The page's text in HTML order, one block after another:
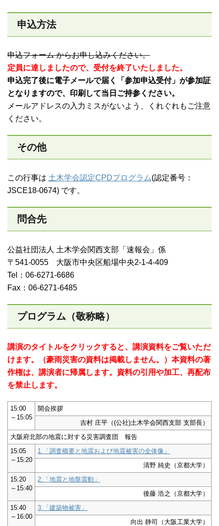
申込方法
申込フォーム からお申し込みください。
定員に達しましたので、受付を終了いたしました。
申込完了後に電子メールで届く「参加申込受付」が参加証
となりますので、印刷して当日ご持参ください。
メールアドレスの入力ミスがないよう、くれぐれもご注意
ください。
その他
この行事は 土木学会認定CPDプログラム(認定番号：
JSCE18-0674) です。
問合先
公益社団法人 土木学会関西支部「速報会」係
〒541-0055 大阪市中央区船場中央2-1-4-409
Tel：06-6271-6686
Fax：06-6271-6485
プログラム（敬称略）
講演のタイトルをクリックすると、講演資料をご覧いただ
けます。（豪雨災害の資料は掲載しません。）本資料の著
作権は、講演者に帰属します。資料の引用や加工、再配布
を禁止します。
15:00
～15:05
開会挨拶
吉村 庄平（(公社)土木学会関西支部 支部長）
大阪府北部の地震に対する災害調査団 報告
15:05
～15:20
1.「調査概要と地震および地震被害の全体像」
清野 純史（京都大学）
15:20
～15:40
2.「地震と地盤震動」
後藤 浩之（京都大学）
15:40
～16:00
3.「建築物被害」
向出 静司（大阪工業大学）